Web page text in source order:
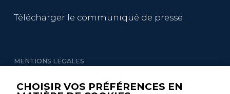
CHOISIR VOS PRÉFÉRENCES EN
Télécharger le communiqué de presse
MENTIONS LÉGALES